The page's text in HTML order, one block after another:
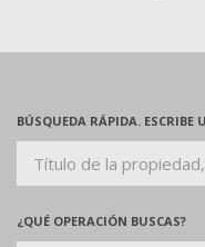
BÚSQUEDA RÁPIDA. ESCRIBE
¿QUÉ OPERACIÓN BUSCAS?